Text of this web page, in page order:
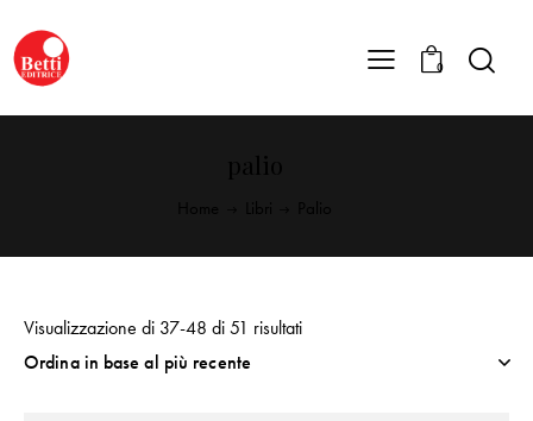
0
Visualizzazione di 37-48 di 51 risultati